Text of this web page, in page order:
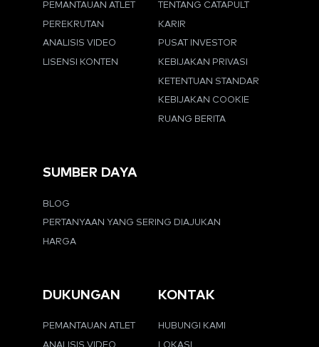
PEMANTAUAN ATLET
PEREKRUTAN
ANALISIS VIDEO
LISENSI KONTEN
TENTANG CATAPULT
KARIR
PUSAT INVESTOR
KEBIJAKAN PRIVASI
KETENTUAN STANDAR
KEBIJAKAN COOKIE
RUANG BERITA
SUMBER DAYA
BLOG
PERTANYAAN YANG SERING DIAJUKAN
HARGA
DUKUNGAN
PEMANTAUAN ATLET
KONTAK
HUBUNGI KAMI